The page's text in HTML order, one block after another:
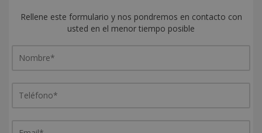
Rellene este formulario y nos pondremos en contacto con
usted en el menor tiempo posible